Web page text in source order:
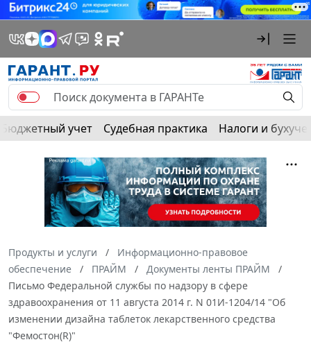
Бюджетный учет Судебная практика Налоги и
Продукты и услуги
Информационно-правовое
обеспечение
ПРАЙМ
Документы ленты ПРАЙМ
Письмо Федеральной службы по надзору в сфере
здравоохранения от 11 августа 2014 г. N 01И-1204/14 "Об
изменении дизайна таблеток лекарственного средства
"Фемостон(R)"